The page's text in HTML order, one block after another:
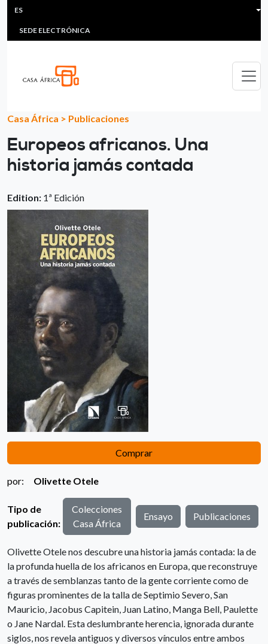
Pasar al contenido principal
HEADER MENU
MULTIMEDIA
SEDE ELECTRÓNICA
ES
Casa África > Publicaciones
Europeos africanos. Una
historia jamás contada
Edition: 1ª Edición
Comprar
por: Olivette Otele
Tipo de
publicación:
Colecciones
Casa África
Ensayo Publicaciones
Olivette Otele nos descubre una historia jamás contada: la de
la profunda huella de los africanos en Europa, que reconstruye
a través de semblanzas tanto de la gente corriente como de
figuras prominentes de la talla de Septimio Severo, San
Mauricio, Jacobus Capitein, Juan Latino, Manga Bell, Paulette
o Jane Nardal. Esta deslumbrante herencia, ignorada durante
siglos, nos revela antiguos y diversos vínculos entre ambos